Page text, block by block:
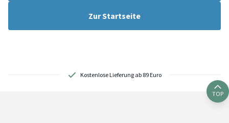
Zur Startseite
Kostenlose Lieferung ab 89 Euro
TOP